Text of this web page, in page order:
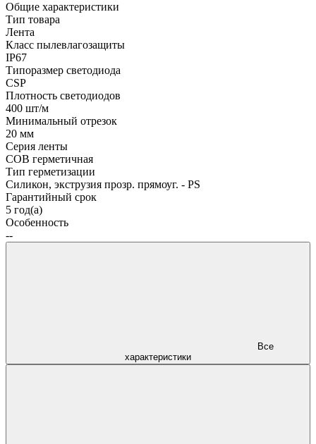
Общие характеристики
Тип товара
Лента
Класс пылевлагозащиты
IP67
Типоразмер светодиода
CSP
Плотность светодиодов
400 шт/м
Минимальный отрезок
20 мм
Серия ленты
COB герметичная
Тип герметизации
Силикон, экструзия прозр. прямоуг. - PS
Гарантийный срок
5 год(а)
Особенность
--
характеристики